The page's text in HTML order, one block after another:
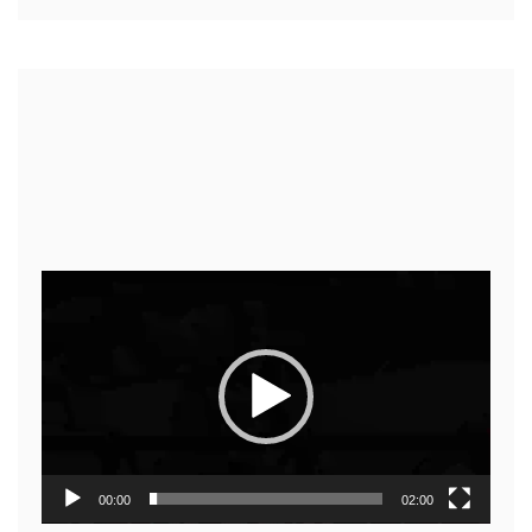
00:00 02:00